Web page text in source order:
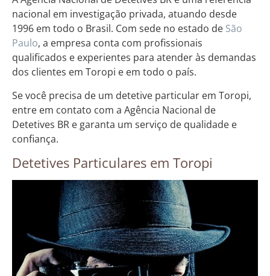
nacional em investigação privada, atuando desde
1996 em todo o Brasil. Com sede no estado de São
Paulo, a empresa conta com profissionais
qualificados e experientes para atender às demandas
dos clientes em Toropi e em todo o país.
Se você precisa de um detetive particular em Toropi,
entre em contato com a Agência Nacional de
Detetives BR e garanta um serviço de qualidade e
confiança.
Detetives Particulares em Toropi